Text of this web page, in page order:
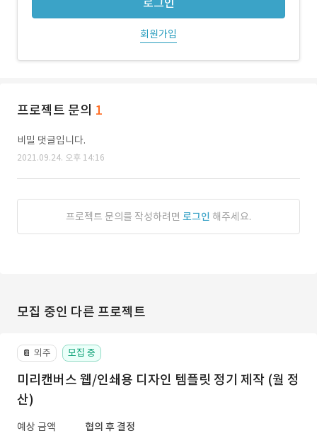
로그인
회원가입
프로젝트 문의 1
비밀 댓글입니다.
2021.09.24. 오후 14:16
프로젝트 문의를 작성하려면 로그인 해주세요.
모집 중인 다른 프로젝트
📔 외주 모집 중
미리캔버스 웹/인쇄용 디자인 템플릿 정기 제작 (월 정
산)
예상 금액
협의 후 결정